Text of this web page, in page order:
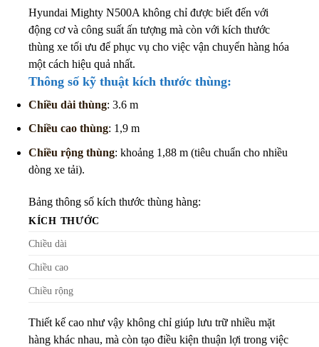
Hyundai Mighty N500A không chỉ được biết đến với
động cơ và công suất ấn tượng mà còn với kích thước
thùng xe tối ưu để phục vụ cho việc vận chuyển hàng hóa
một cách hiệu quả nhất.
Thông số kỹ thuật kích thước thùng:
Chiều dài thùng: 3.6 m
Chiều cao thùng: 1,9 m
Chiều rộng thùng: khoảng 1,88 m (tiêu chuẩn cho nhiều
dòng xe tải).
Bảng thông số kích thước thùng hàng:
KÍCH THƯỚC
Chiều dài
Chiều cao
Chiều rộng
Thiết kế cao như vậy không chỉ giúp lưu trữ nhiều mặt
hàng khác nhau, mà còn tạo điều kiện thuận lợi trong việc